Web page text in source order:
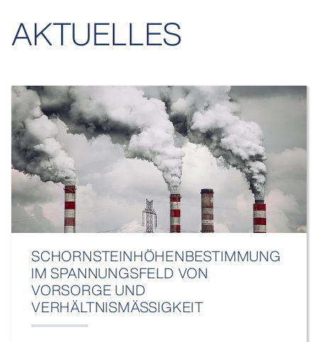
AKTUELLES
SCHORNSTEINHÖHENBESTIMMUNG
IM SPANNUNGSFELD VON
VORSORGE UND
VERHÄLTNISMÄSSIGKEIT